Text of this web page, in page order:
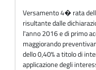
Versamento 4� rata
risultante dalle
l'anno 2016 e di primo
maggiorando
dello 0,40% a titolo di
applicazione degli